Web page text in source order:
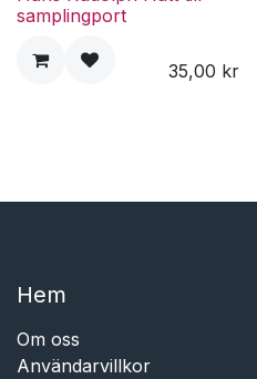
samplingport
35,00 kr
Hem​​
Om oss
Användarvillkor